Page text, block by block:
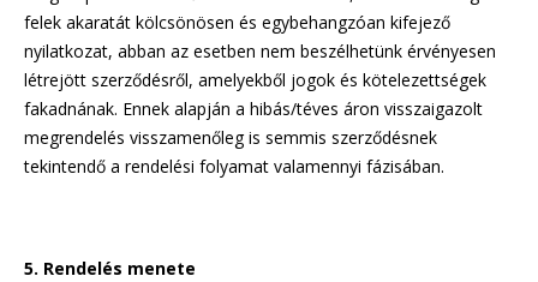
felek akaratát kölcsönösen és egybehangzóan kifejező
nyilatkozat, abban az esetben nem beszélhetünk érvényesen
létrejött szerződésről, amelyekből jogok és kötelezettségek
fakadnának. Ennek alapján a hibás/téves áron visszaigazolt
megrendelés visszamenőleg is semmis szerződésnek
tekintendő a rendelési folyamat valamennyi fázisában.
5. Rendelés menete